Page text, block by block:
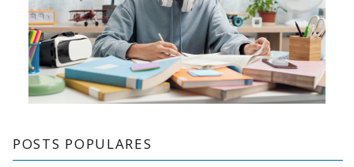
POSTS POPULARES